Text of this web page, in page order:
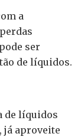
a
ser
de líquidos.
de líquidos
já aproveite